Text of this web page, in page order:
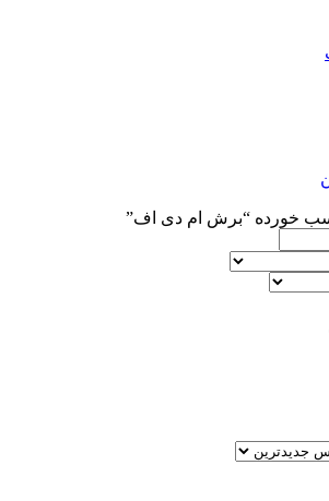
خورده “برش ام دی اف”